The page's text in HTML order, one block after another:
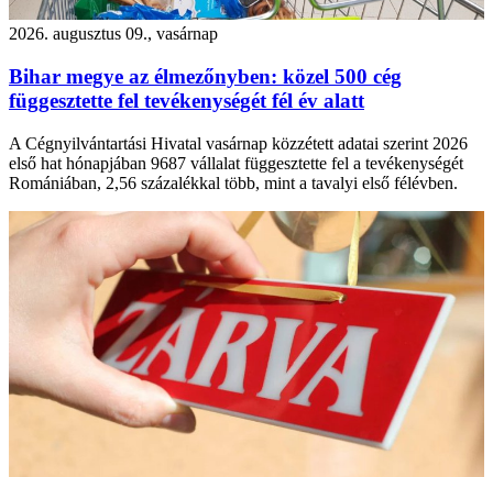
2026. augusztus 09., vasárnap
Bihar megye az élmezőnyben: közel 500 cég
függesztette fel tevékenységét fél év alatt
A Cégnyilvántartási Hivatal vasárnap közzétett adatai szerint 2026
első hat hónapjában 9687 vállalat függesztette fel a tevékenységét
Romániában, 2,56 százalékkal több, mint a tavalyi első félévben.